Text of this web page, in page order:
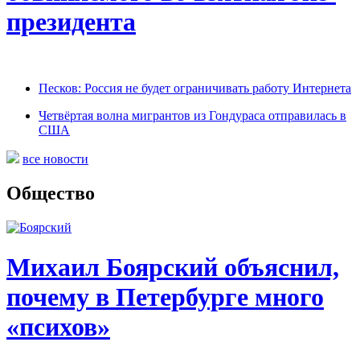
президента
Песков: Россия не будет ограничивать работу Интернета
Четвёртая волна мигрантов из Гондураса отправилась в
США
все новости
Общество
Михаил Боярский объяснил,
почему в Петербурге много
«психов»